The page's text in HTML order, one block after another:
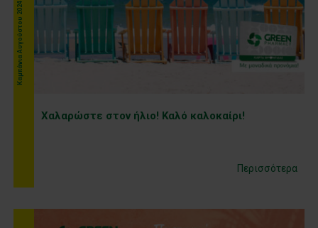
Kαμπάνια Αυγούστου 2024
Xαλαρώστε στον ήλιο! Καλό καλοκαίρι!
Περισσότερα